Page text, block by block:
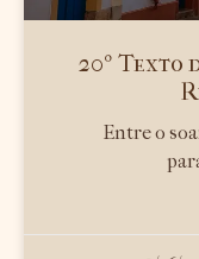
20º Texto
Entre o